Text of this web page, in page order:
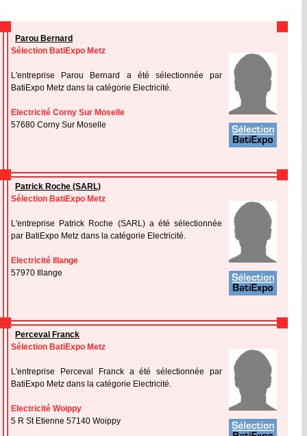
Parou Bernard
Sélection BatiExpo Metz
L'entreprise Parou Bernard a été sélectionnée par
BatiExpo Metz dans la catégorie Electricité.
Electricité Corny Sur Moselle
57680 Corny Sur Moselle
Patrick Roche (SARL)
Sélection BatiExpo Metz
L'entreprise Patrick Roche (SARL) a été sélectionnée
par BatiExpo Metz dans la catégorie Electricité.
Electricité Illange
57970 Illange
Perceval Franck
Sélection BatiExpo Metz
L'entreprise Perceval Franck a été sélectionnée par
BatiExpo Metz dans la catégorie Electricité.
Electricité Woippy
5 R St Etienne 57140 Woippy